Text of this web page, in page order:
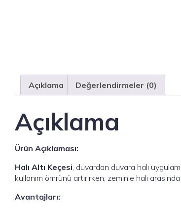
Açıklama Değerlendirmeler (0)
Açıklama
Ürün Açıklaması:
Halı Altı Keçesi, duvardan duvara halı
kullanım ömrünü artırırken, zeminle halı
Avantajları: